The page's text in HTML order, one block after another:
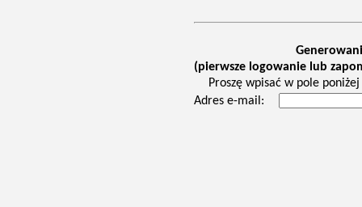
(pierwsze logowanie lub
Proszę wpisać w pole
Adres e-mail: